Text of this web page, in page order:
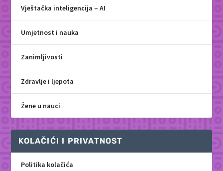
Vještačka inteligencija – AI
Umjetnost i nauka
Zanimljivosti
Zdravlje i ljepota
Žene u nauci
KOLAČIĆI I PRIVATNOST
Politika kolačića